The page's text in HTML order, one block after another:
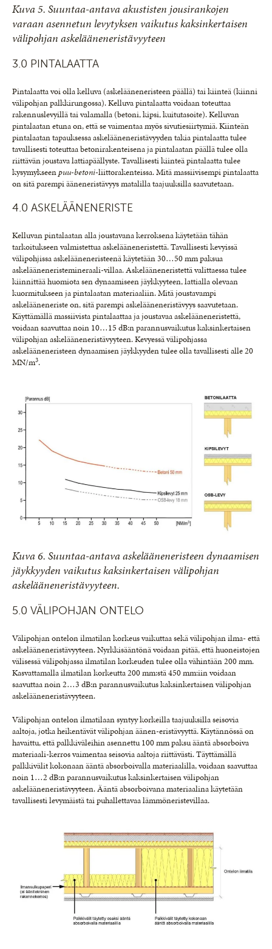
Kuva 5. Suuntaa-antava akustisten jousirankojen
varaan asennetun levytyksen vaikutus kaksinkertaisen
välipohjan askelääneneristävyyteen
3.0 PINTALAATTA
Pintalaatta voi olla kelluva (askelääneneristeen päällä) tai kiinteä (kiinni
välipohjan palkkirungossa). Kelluva pintalaatta voidaan toteuttaa
rakennuslevyillä tai valamalla (betoni, kipsi, kuitutasoite). Kelluvan
pintalaatan etuna on, että se vaimentaa myös sivutiesiirtymiä. Kiinteän
pintalaatan tapauksessa askelääneneristävyyden takia pintalaatta tulee
tavallisesti toteuttaa betonirakenteisena ja pintalaatan päällä tulee olla
riittävän joustava lattiapäällyste. Tavallisesti kiinteä pintalaatta tulee
kysymykseenpuu-betoni-liittorakenteissa. Mitä massiivisempi pintalaatta
on sitä parempi ääneneristävyys matalilla taajuuksilla saavutetaan.
4.0 ASKELÄÄNENERISTE
Kelluvan pintalaatan alla joustavana kerroksena käytetään tähän
tarkoitukseen valmistettua askelääneneristettä. Tavallisesti kevyissä
välipohjissa askelääneneristeenä käytetään 30…50 mm paksua
askelääneneristemineraali-villaa. Askelääneneristettä valittaessa tulee
kiinnittää huomiota sen dynaamiseen jäykkyyteen, lattialla olevaan
kuormitukseen ja pintalaatan materiaaliin. Mitä joustavampi
askelääneneriste on, sitä parempi askelääneneristävyys saavutetaan.
Käyttämällä massiivista pintalaattaa ja joustavaa askelääneneristettä,
voidaan saavuttaa noin 10…15 dB:n parannusvaikutus kaksinkertaisen
välipohjan askelääneneristävyyteen. Kevyessä välipohjassa
askelääneneristeen dynaamisen jäykkyyden tulee olla tavallisesti alle 20
MN/m3.
Kuva 6. Suuntaa-antava askelääneneristeen dynaamisen
jäykkyyden vaikutus kaksinkertaisen välipohjan
askelääneneristävyyteen.
5.0 VÄLIPOHJAN ONTELO
Välipohjan ontelon ilmatilan korkeus vaikuttaa sekä välipohjan ilma- että
askelääneneristävyyteen. Nyrkkisääntönä voidaan pitää, että huoneistojen
välisessä välipohjassa ilmatilan korkeuden tulee olla vähintään 200 mm.
Kasvattamalla ilmatilan korkeutta 200 mm:stä 450 mm:iin voidaan
saavuttaa noin 2…3 dB:n parannusvaikutus kaksinkertaisen välipohjan
askelääneneristävyyteen.
Välipohjan ontelon ilmatilaan syntyy korkeilla taajuuksilla seisovia
aaltoja, jotka heikentävät välipohjan äänen-eristävyyttä. Käytännössä on
havaittu, että palkkiväleihin asennettu 100 mm paksu ääntä absorboiva
materiaali-kerros vaimentaa seisovia aaltoja riittävästi. Täyttämällä
palkkivälit kokonaan ääntä absorboivalla materiaalilla, voidaan saavuttaa
noin 1…2 dB:n parannusvaikutus kaksinkertaisen välipohjan
askelääneneristävyyteen. Ääntä absorboivana materiaalina käytetään
tavallisesti levymäistä tai puhallettavaa lämmöneristevillaa.